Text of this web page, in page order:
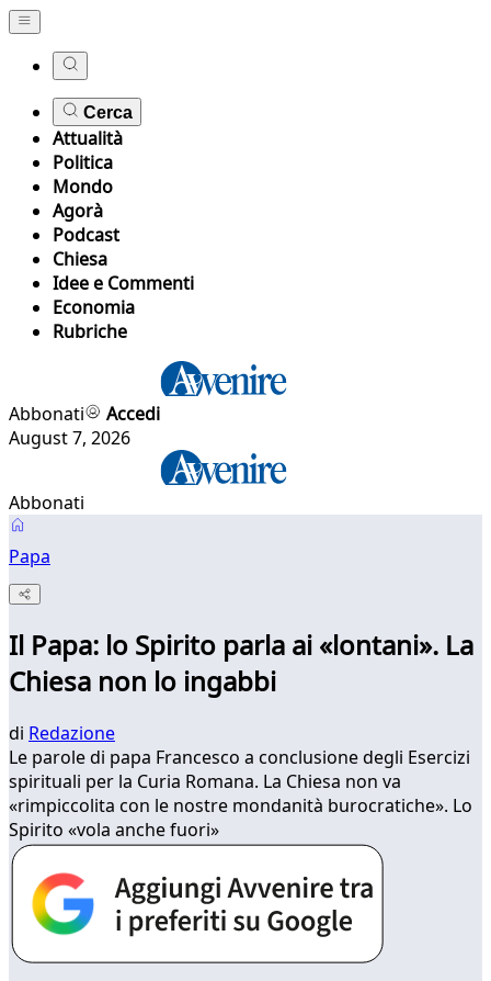
Cerca
Attualità
Politica
Mondo
Agorà
Podcast
Chiesa
Idee e Commenti
Economia
Rubriche
Abbonati
Accedi
August 7, 2026
Abbonati
Papa
Il Papa: lo Spirito parla ai «lontani». La
Chiesa non lo ingabbi
di Redazione
Le parole di papa Francesco a conclusione degli Esercizi
spirituali per la Curia Romana. La Chiesa non va
«rimpiccolita con le nostre mondanità burocratiche». Lo
Spirito «vola anche fuori»